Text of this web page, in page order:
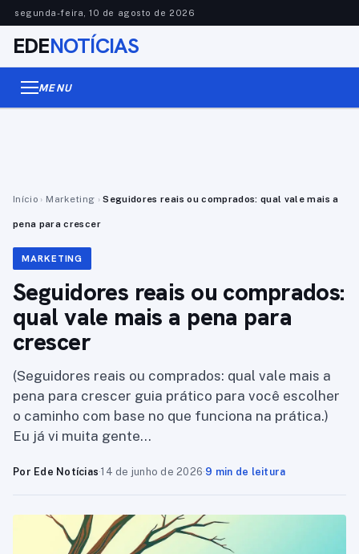
segunda-feira, 10 de agosto de 2026
EDENOTÍCIAS
MENU
Início › Marketing › Seguidores reais ou comprados: qual vale mais a
pena para crescer
MARKETING
Seguidores reais ou comprados:
qual vale mais a pena para
crescer
(Seguidores reais ou comprados: qual vale mais a
pena para crescer guia prático para você escolher
o caminho com base no que funciona na prática.)
Eu já vi muita gente…
Por Ede Notícias·14 de junho de 2026·9 min de leitura